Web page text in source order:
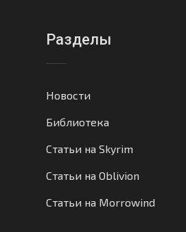
Разделы
Новости
Библиотека
Статьи на Skyrim
Статьи на Oblivion
Статьи на Morrowind